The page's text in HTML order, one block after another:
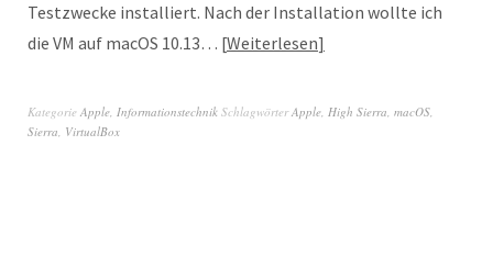
Testzwecke installiert. Nach der Installation wollte ich
die VM auf macOS 10.13… Weiterlesen
Kategorie Apple, Informationstechnik SchlagwörterApple, High Sierra, macOS,
Sierra, VirtualBox